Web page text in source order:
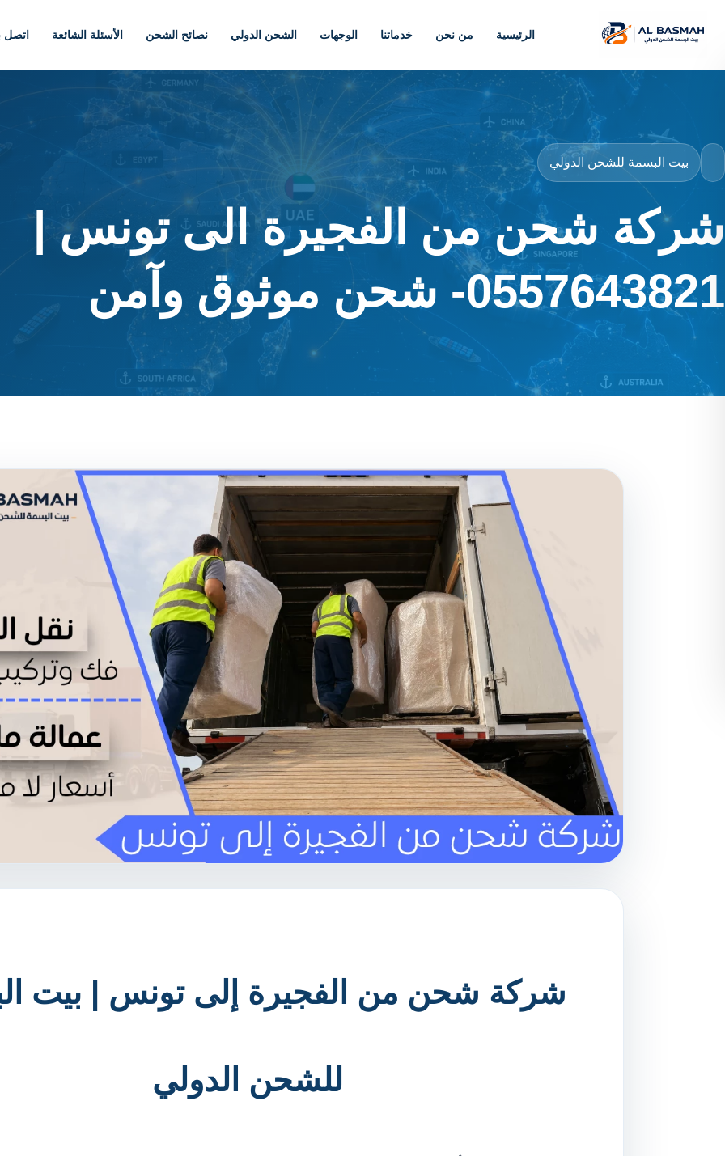
الرئيسية من نحن خدماتنا الوجهات الشحن الدولي نصائح الشحن الأسئلة الشائعة اتصل
بيت البسمة للشحن الدولي
شركة شحن من الفجيرة الى تونس |
0557643821- شحن موثوق وآمن
شركة شحن من الفجيرة إلى تونس | بيت
للشحن الدولي